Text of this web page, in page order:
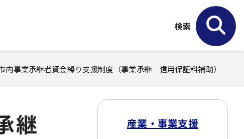
検索
内事業承継者資金繰り支援制度（事業承継 信用保証料補助）
継
産業・事業支援